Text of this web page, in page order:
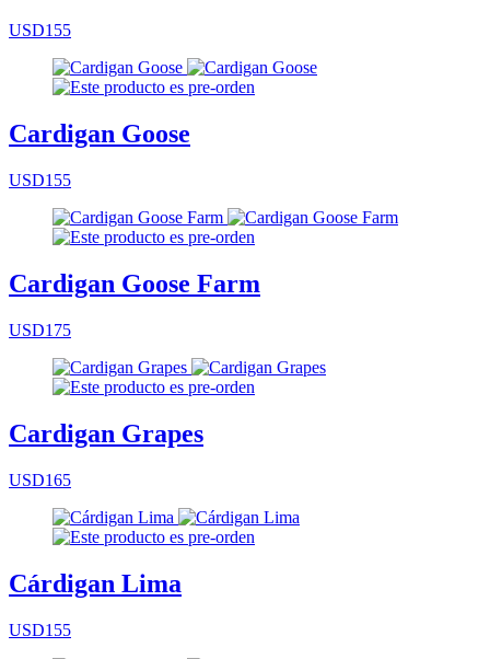
USD155
Cardigan Goose
USD155
Cardigan Goose Farm
USD175
Cardigan Grapes
USD165
Cárdigan Lima
USD155